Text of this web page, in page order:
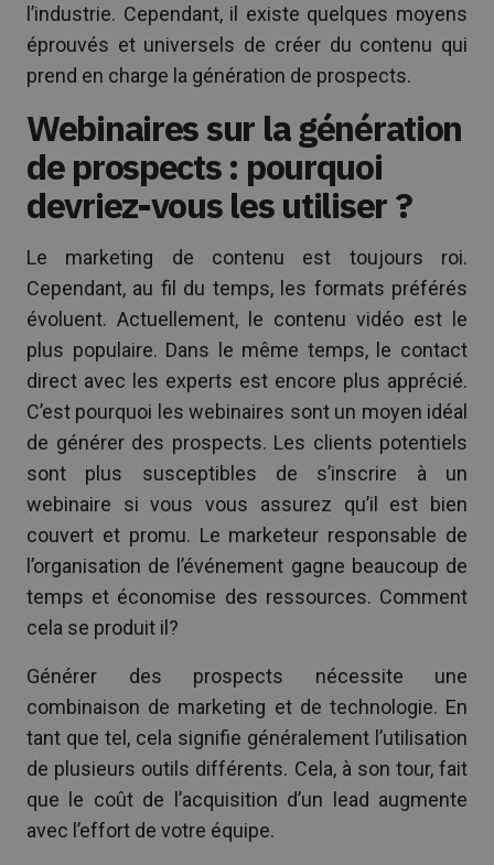
l’industrie. Cependant, il existe quelques moyens
éprouvés et universels de créer du contenu qui
prend en charge la génération de prospects.
Webinaires sur la génération
de prospects : pourquoi
devriez-vous les utiliser ?
Le marketing de contenu est toujours roi.
Cependant, au fil du temps, les formats préférés
évoluent. Actuellement, le contenu vidéo est le
plus populaire. Dans le même temps, le contact
direct avec les experts est encore plus apprécié.
C’est pourquoi les webinaires sont un moyen idéal
de générer des prospects. Les clients potentiels
sont plus susceptibles de s’inscrire à un
webinaire si vous vous assurez qu’il est bien
couvert et promu. Le marketeur responsable de
l’organisation de l’événement gagne beaucoup de
temps et économise des ressources. Comment
cela se produit il?
Générer des prospects nécessite une
combinaison de marketing et de technologie. En
tant que tel, cela signifie généralement l’utilisation
de plusieurs outils différents. Cela, à son tour, fait
que le coût de l’acquisition d’un lead augmente
avec l’effort de votre équipe.